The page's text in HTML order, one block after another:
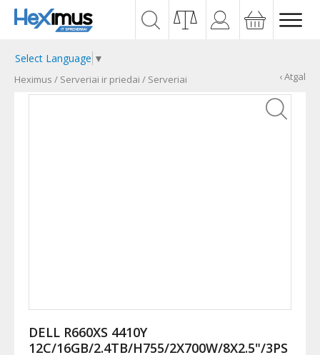
Select Language ▼
Heximus / Serveriai ir priedai / Serveriai ‹ Atgal
DELL R660XS 4410Y
12C/16GB/2.4TB/H755/2X700W/8X2.5"/3PS